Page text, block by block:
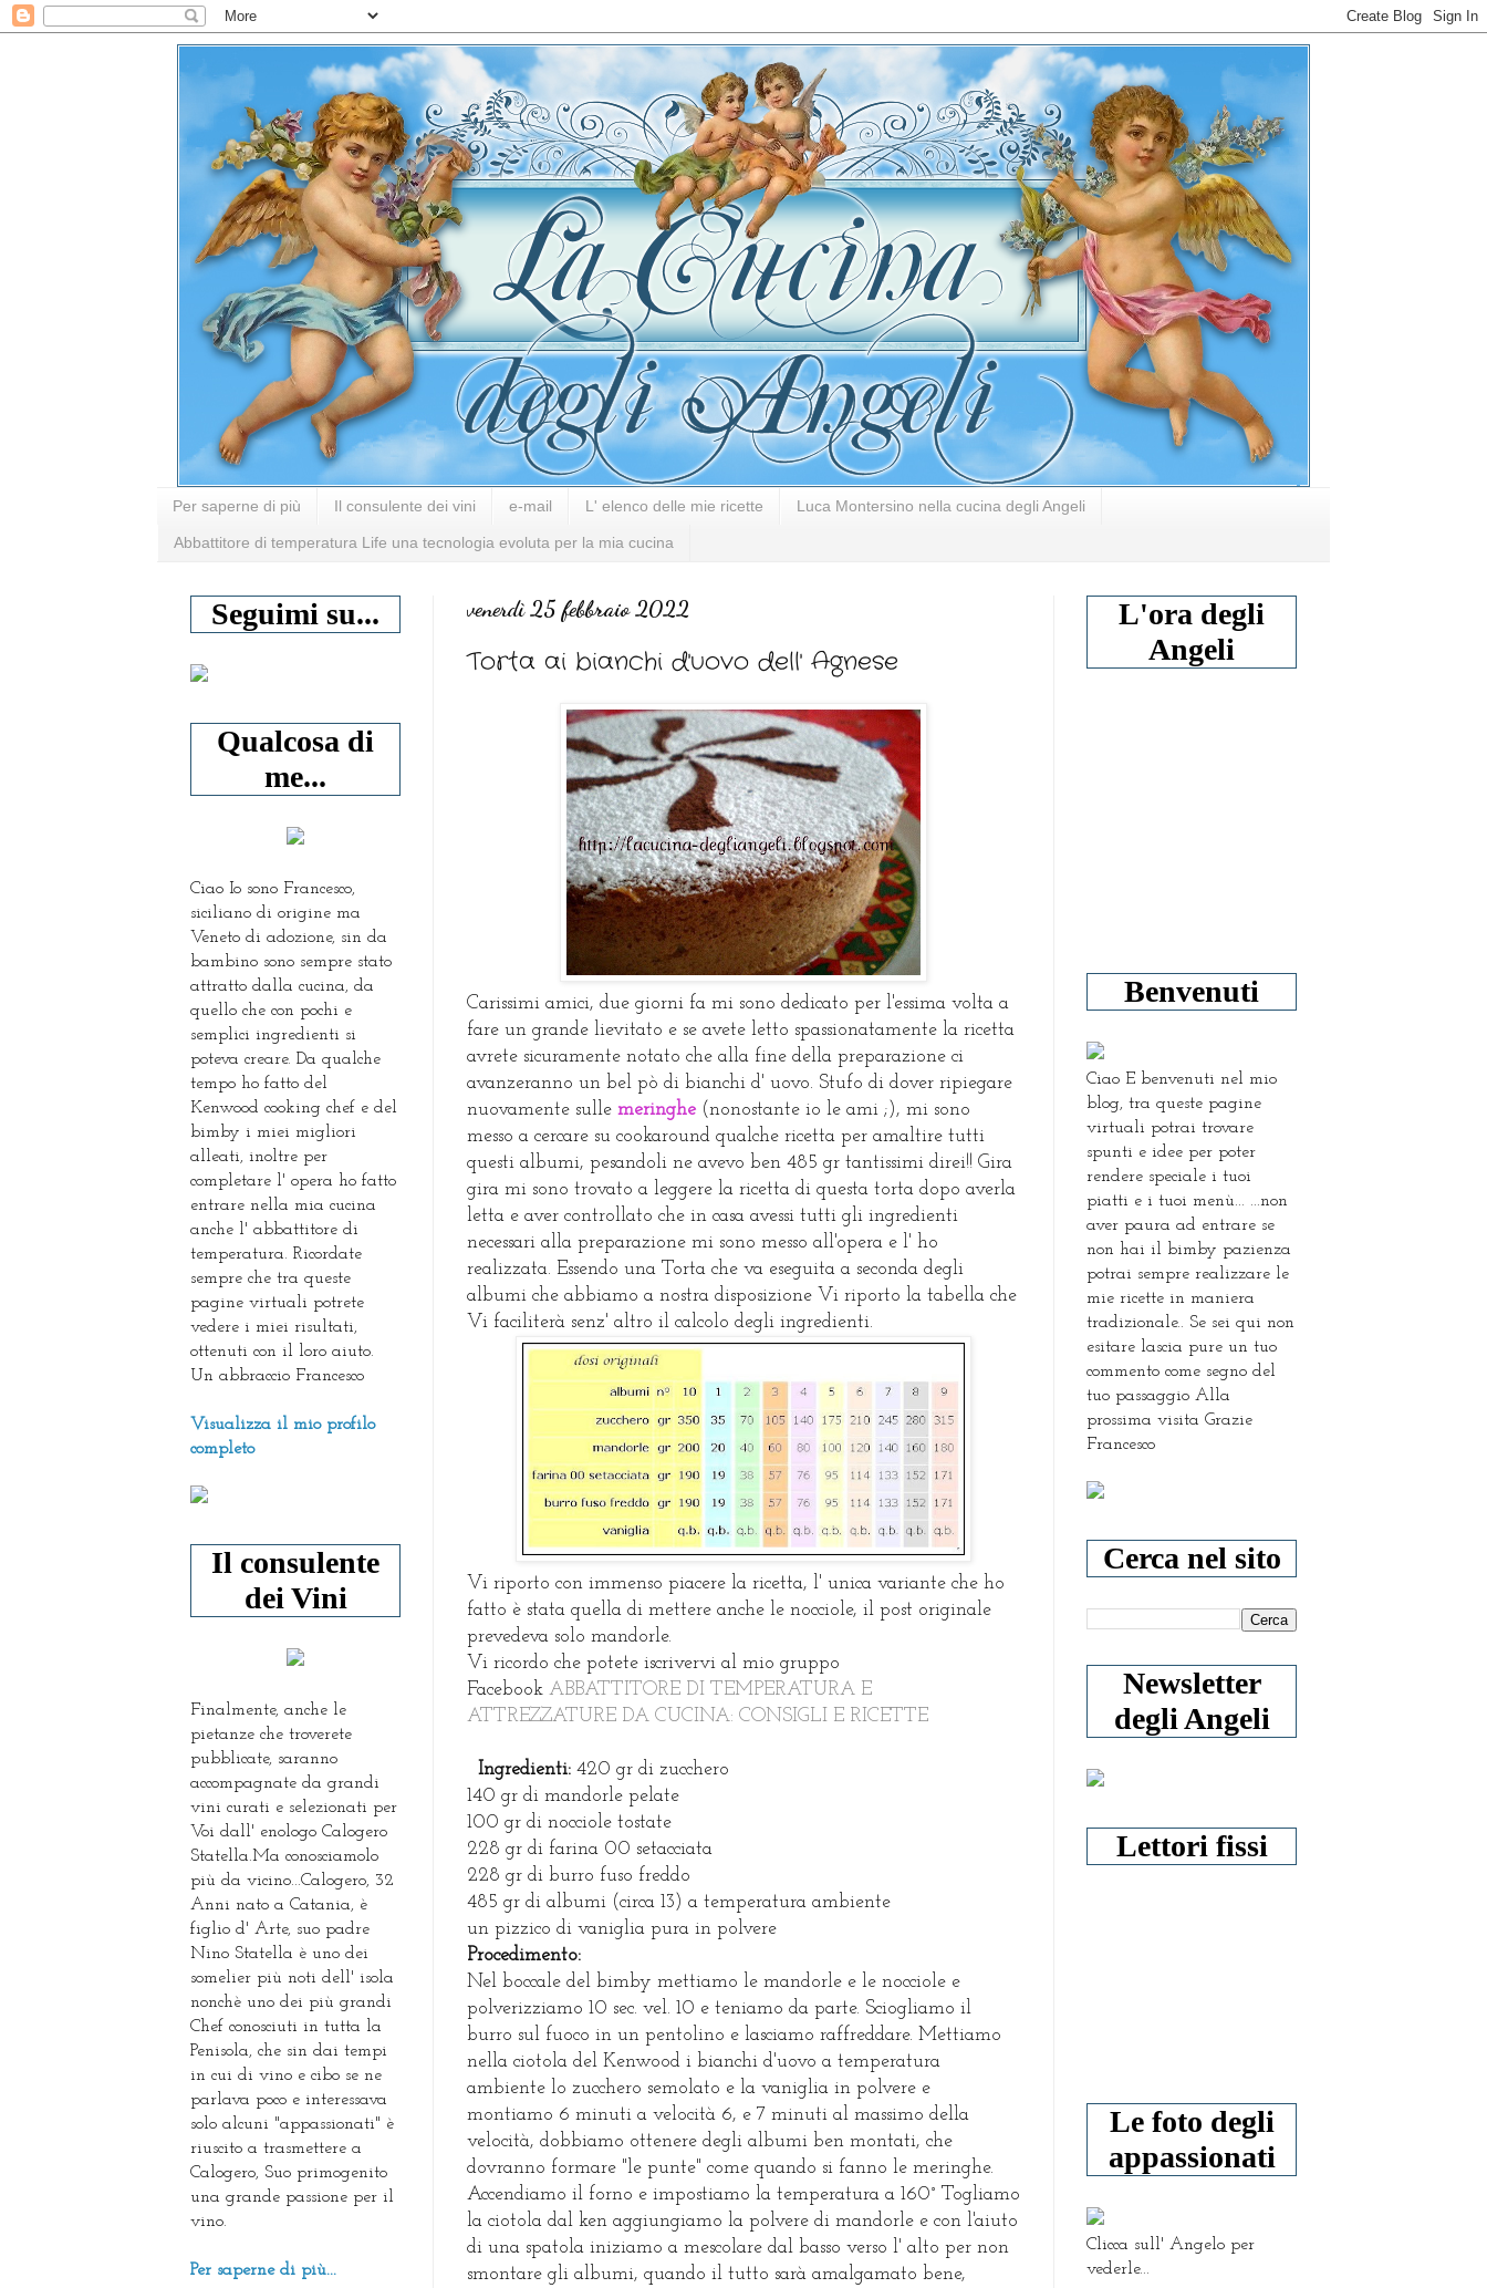
Per saperne di più Il consulente dei vini e-mail L' elenco delle mie ricette Luca Montersino nella cucina degli Angeli
Abbattitore di temperatura Life una tecnologia evoluta per la mia cucina
venerdì 25 febbraio 2022
Torta ai bianchi d'uovo dell' Agnese
Carissimi amici, due giorni fa mi sono dedicato per l'essima volta a
fare un grande lievitato e se avete letto spassionatamente la ricetta
avrete sicuramente notato che alla fine della preparazione ci
avanzeranno un bel pò di bianchi d' uovo. Stufo di dover ripiegare
nuovamente sulle meringhe (nonostante io le ami ;), mi sono
messo a cercare su cookaround qualche ricetta per amaltire tutti
questi albumi, pesandoli ne avevo ben 485 gr tantissimi direi!! Gira
gira mi sono trovato a leggere la ricetta di questa torta dopo averla
letta e aver controllato che in casa avessi tutti gli ingredienti
necessari alla preparazione mi sono messo all'opera e l' ho
realizzata. Essendo una Torta che va eseguita a seconda degli
albumi che abbiamo a nostra disposizione Vi riporto la tabella che
Vi faciliterà senz' altro il calcolo degli ingredienti.
Vi riporto con immenso piacere la ricetta, l' unica variante che ho
fatto è stata quella di mettere anche le nocciole, il post originale
prevedeva solo mandorle.
Vi ricordo che potete iscrivervi al mio gruppo
Facebook ABBATTITORE DI TEMPERATURA E
ATTREZZATURE DA CUCINA: CONSIGLI E RICETTE
Ingredienti: 420 gr di zucchero
140 gr di mandorle pelate
100 gr di nocciole tostate
228 gr di farina 00 setacciata
228 gr di burro fuso freddo
485 gr di albumi (circa 13) a temperatura ambiente
un pizzico di vaniglia pura in polvere
Procedimento:
Nel boccale del bimby mettiamo le mandorle e le nocciole e
polverizziamo 10 sec. vel. 10 e teniamo da parte. Sciogliamo il
burro sul fuoco in un pentolino e lasciamo raffreddare. Mettiamo
nella ciotola del Kenwood i bianchi d'uovo a temperatura
ambiente lo zucchero semolato e la vaniglia in polvere e
montiamo 6 minuti a velocità 6, e 7 minuti al massimo della
velocità, dobbiamo ottenere degli albumi ben montati, che
dovranno formare "le punte" come quando si fanno le meringhe.
Accendiamo il forno e impostiamo la temperatura a 160° Togliamo
la ciotola dal ken aggiungiamo la polvere di mandorle e con l'aiuto
di una spatola iniziamo a mescolare dal basso verso l' alto per non
smontare gli albumi, quando il tutto sarà amalgamato bene,
Seguimi su...
Qualcosa di
me...
Ciao Io sono Francesco,
siciliano di origine ma
Veneto di adozione, sin da
bambino sono sempre stato
attratto dalla cucina, da
quello che con pochi e
semplici ingredienti si
poteva creare. Da qualche
tempo ho fatto del
Kenwood cooking chef e del
bimby i miei migliori
alleati, inoltre per
completare l' opera ho fatto
entrare nella mia cucina
anche l' abbattitore di
temperatura. Ricordate
sempre che tra queste
pagine virtuali potrete
vedere i miei risultati,
ottenuti con il loro aiuto.
Un abbraccio Francesco
Visualizza il mio profilo
completo
Il consulente
dei Vini
Finalmente, anche le
pietanze che troverete
pubblicate, saranno
accompagnate da grandi
vini curati e selezionati per
Voi dall' enologo Calogero
Statella.Ma conosciamolo
più da vicino...Calogero, 32
Anni nato a Catania, è
figlio d' Arte, suo padre
Nino Statella è uno dei
somelier più noti dell' isola
nonchè uno dei più grandi
Chef conosciuti in tutta la
Penisola, che sin dai tempi
in cui di vino e cibo se ne
parlava poco e interessava
solo alcuni "appassionati" è
riuscito a trasmettere a
Calogero, Suo primogenito
una grande passione per il
vino.
Per saperne di più...
L'ora degli
Angeli
Benvenuti
Ciao E benvenuti nel mio
blog, tra queste pagine
virtuali potrai trovare
spunti e idee per poter
rendere speciale i tuoi
piatti e i tuoi menù... ...non
aver paura ad entrare se
non hai il bimby pazienza
potrai sempre realizzare le
mie ricette in maniera
tradizionale.. Se sei qui non
esitare lascia pure un tuo
commento come segno del
tuo passaggio Alla
prossima visita Grazie
Francesco
Cerca nel sito
Newsletter
degli Angeli
Lettori fissi
Le foto degli
appassionati
Clicca sull' Angelo per
vederle...